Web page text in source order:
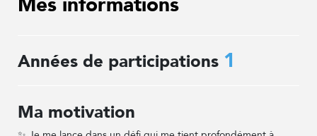
Années de participations 1
Ma motivation